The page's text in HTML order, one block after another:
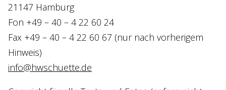
21147 Hamburg
Fon +49 – 40 – 4 22 60 24
Fax +49 – 40 – 4 22 60 67 (nur nach vorherigem
Hinweis)
info@hwschuette.de